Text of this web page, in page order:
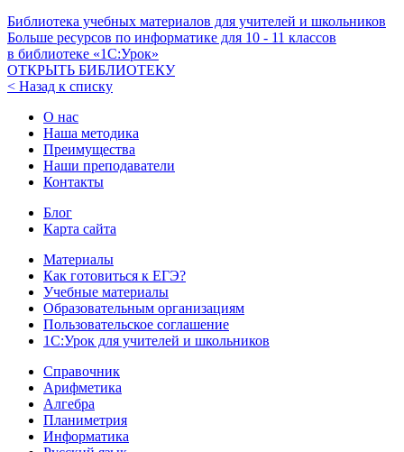
Библиотека учебных материалов для учителей и школьников
Больше ресурсов по информатике для 10 - 11 классов
в библиотеке «1С:Урок»
ОТКРЫТЬ БИБЛИОТЕКУ
< Назад к списку
О нас
Наша методика
Преимущества
Наши преподаватели
Контакты
Блог
Карта сайта
Материалы
Как готовиться к ЕГЭ?
Учебные материалы
Образовательным организациям
Пользовательское соглашение
1С:Урок для учителей и школьников
Справочник
Арифметика
Алгебра
Планиметрия
Информатика